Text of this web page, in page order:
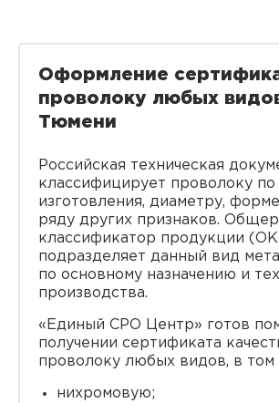
Оформление
проволоку любых
Тюмени
Российская техническая
классифицирует проволоку по
изготовления, диаметру,
ряду других признаков.
классификатор продукции
подразделяет данный вид
по основному назначению и
производства.
«Единый СРО Центр» готов
получении сертификата
проволоку любых видов, в том
нихромовую;